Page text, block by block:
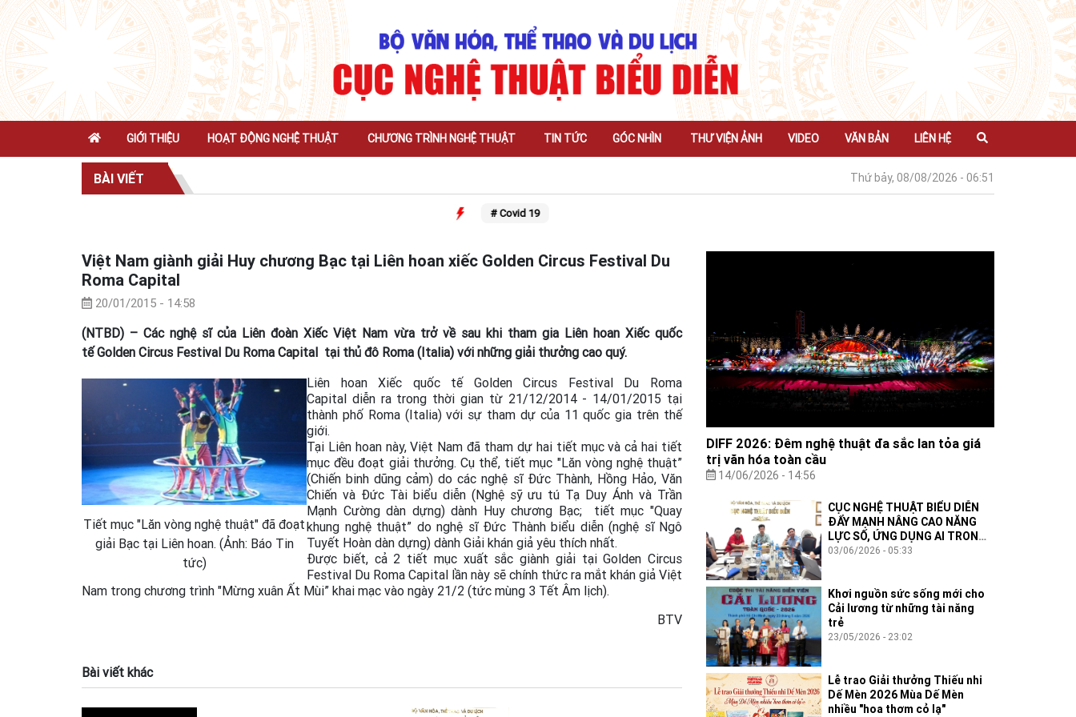
GIỚI THIỆU HOẠT ĐỘNG NGHỆ THUẬT CHƯƠNG TRÌNH NGHỆ THUẬT TIN TỨC GÓC NHÌN THƯ VIỆN ẢNH VIDEO VĂN BẢN LIÊN HỆ
BÀI VIẾT Thứ bảy, 08/08/2026 - 06:51
# Covid 19
Việt Nam giành giải Huy chương Bạc tại Liên hoan xiếc Golden Circus Festival Du
Roma Capital
20/01/2015 - 14:58
(NTBD) – Các nghệ sĩ của Liên đoàn Xiếc Việt Nam vừa trở về sau khi tham gia Liên hoan Xiếc quốc
tế Golden Circus Festival Du Roma Capital tại thủ đô Roma (Italia) với những giải thưởng cao quý.
Tiết mục "Lăn vòng nghệ thuật" đã đoạt
giải Bạc tại Liên hoan. (Ảnh: Báo Tin
tức)
Liên hoan Xiếc quốc tế Golden Circus Festival Du Roma
Capital diễn ra trong thời gian từ 21/12/2014 - 14/01/2015 tại
thành phố Roma (Italia) với sự tham dự của 11 quốc gia trên thế
giới.
Tại Liên hoan này, Việt Nam đã tham dự hai tiết mục và cả hai tiết
mục đều đoạt giải thưởng. Cụ thể, tiết mục "Lăn vòng nghệ thuật”
(Chiến binh dũng cảm) do các nghệ sĩ Đức Thành, Hồng Hảo, Văn
Chiến và Đức Tài biểu diễn (Nghệ sỹ ưu tú Tạ Duy Ánh và Trần
Mạnh Cường dàn dựng) dành Huy chương Bạc; tiết mục "Quay
khung nghệ thuật” do nghệ sĩ Đức Thành biểu diễn (nghệ sĩ Ngô
Tuyết Hoàn dàn dựng) dành Giải khán giả yêu thích nhất.
Được biết, cả 2 tiết mục xuất sắc giành giải tại Golden Circus
Festival Du Roma Capital lần này sẽ chính thức ra mắt khán giả Việt
Nam trong chương trình "Mừng xuân Ất Mùi” khai mạc vào ngày 21/2 (tức mùng 3 Tết Âm lịch).
BTV
Bài viết khác
DIFF 2026: Đêm nghệ thuật đa sắc lan tỏa giá
trị văn hóa toàn cầu
14/06/2026 - 14:56
CỤC NGHỆ THUẬT BIỂU DIỄN
ĐẨY MẠNH NÂNG CAO NĂNG
LỰC SỐ, ỨNG DỤNG AI TRONG
THỰC THI CÔNG VỤ
03/06/2026 - 05:33
Khơi nguồn sức sống mới cho
Cải lương từ những tài năng
trẻ
23/05/2026 - 23:02
Lễ trao Giải thưởng Thiếu nhi
Dế Mèn 2026 Mùa Dế Mèn
nhiều "hoa thơm cỏ lạ"